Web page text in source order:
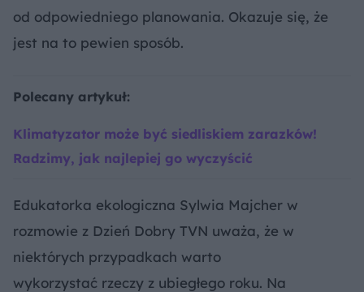
od odpowiedniego planowania. Okazuje się, że
jest na to pewien sposób.
Polecany artykuł:
Klimatyzator może być siedliskiem zarazków!
Radzimy, jak najlepiej go wyczyścić
Edukatorka ekologiczna Sylwia Majcher w
rozmowie z Dzień Dobry TVN uważa, że w
niektórych przypadkach warto
wykorzystać rzeczy z ubiegłego roku. Na